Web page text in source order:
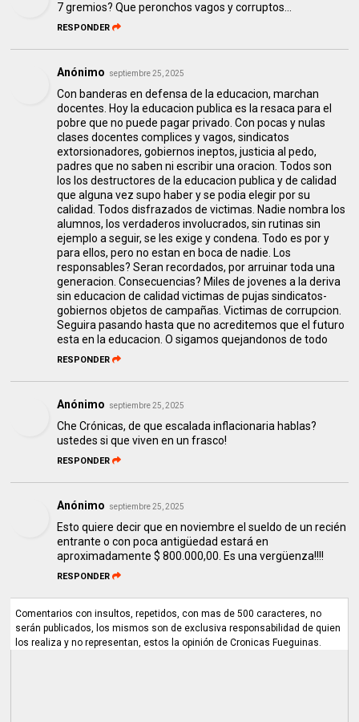
7 gremios? Que peronchos vagos y corruptos...
RESPONDER
Anónimo septiembre 25, 2025
Con banderas en defensa de la educacion, marchan
docentes. Hoy la educacion publica es la resaca para el
pobre que no puede pagar privado. Con pocas y nulas
clases docentes complices y vagos, sindicatos
extorsionadores, gobiernos ineptos, justicia al pedo,
padres que no saben ni escribir una oracion. Todos son
los los destructores de la educacion publica y de calidad
que alguna vez supo haber y se podia elegir por su
calidad. Todos disfrazados de victimas. Nadie nombra los
alumnos, los verdaderos involucrados, sin rutinas sin
ejemplo a seguir, se les exige y condena. Todo es por y
para ellos, pero no estan en boca de nadie. Los
responsables? Seran recordados, por arruinar toda una
generacion. Consecuencias? Miles de jovenes a la deriva
sin educacion de calidad victimas de pujas sindicatos-
gobiernos objetos de campañas. Victimas de corrupcion.
Seguira pasando hasta que no acreditemos que el futuro
esta en la educacion. O sigamos quejandonos de todo
RESPONDER
Anónimo septiembre 25, 2025
Che Crónicas, de que escalada inflacionaria hablas?
ustedes si que viven en un frasco!
RESPONDER
Anónimo septiembre 25, 2025
Esto quiere decir que en noviembre el sueldo de un recién
entrante o con poca antigüedad estará en
aproximadamente $ 800.000,00. Es una vergüenza!!!!
RESPONDER
Comentarios con insultos, repetidos, con mas de 500 caracteres, no
serán publicados, los mismos son de exclusiva responsabilidad de quien
los realiza y no representan, estos la opinión de Cronicas Fueguinas.